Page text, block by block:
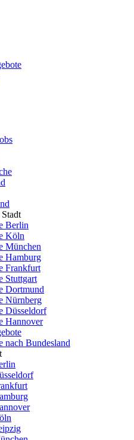
Berlin
Köln
München
Hamburg
Frankfurt
Stuttgart
Dortmund
Nürnberg
Düsseldorf
Hannover
nach Bundesland